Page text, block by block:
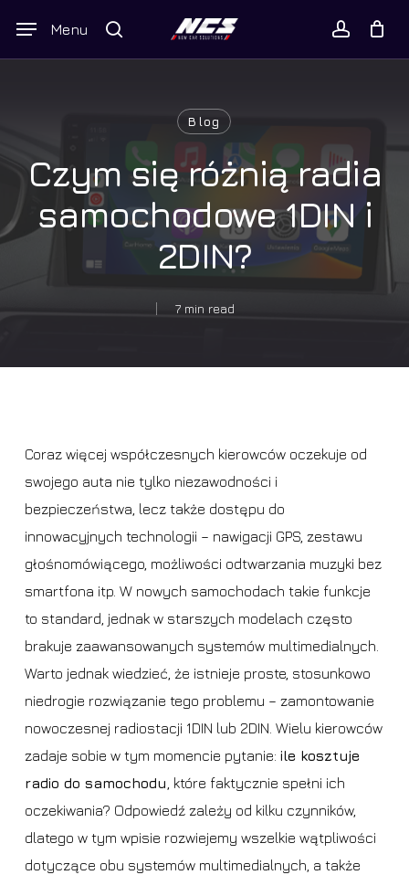
Wyszukiwarka
produktów
search account
Menu
Twój koszyk Close
Blog
Czym się różnią radia
samochodowe 1DIN i
2DIN?
7 min read
Coraz więcej współczesnych kierowców oczekuje od
swojego auta nie tylko niezawodności i
bezpieczeństwa, lecz także dostępu do
innowacyjnych technologii – nawigacji GPS, zestawu
głośnomówiącego, możliwości odtwarzania muzyki bez
smartfona itp. W nowych samochodach takie funkcje
to standard, jednak w starszych modelach często
brakuje zaawansowanych systemów multimedialnych.
Warto jednak wiedzieć, że istnieje proste, stosunkowo
niedrogie rozwiązanie tego problemu – zamontowanie
nowoczesnej radiostacji 1DIN lub 2DIN. Wielu kierowców
zadaje sobie w tym momencie pytanie: ile kosztuje
radio do samochodu , które faktycznie spełni ich
oczekiwania? Odpowiedź zależy od kilku czynników,
dlatego w tym wpisie rozwiejemy wszelkie wątpliwości
dotyczące obu systemów multimedialnych, a także